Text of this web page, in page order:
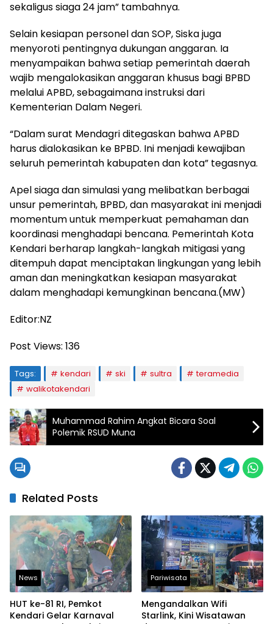
sekaligus siaga 24 jam” tambahnya.
Selain kesiapan personel dan SOP, Siska juga
menyoroti pentingnya dukungan anggaran. Ia
menyampaikan bahwa setiap pemerintah daerah
wajib mengalokasikan anggaran khusus bagi BPBD
melalui APBD, sebagaimana instruksi dari
Kementerian Dalam Negeri.
“Dalam surat Mendagri ditegaskan bahwa APBD
harus dialokasikan ke BPBD. Ini menjadi kewajiban
seluruh pemerintah kabupaten dan kota” tegasnya.
Apel siaga dan simulasi yang melibatkan berbagai
unsur pemerintah, BPBD, dan masyarakat ini menjadi
momentum untuk memperkuat pemahaman dan
koordinasi menghadapi bencana. Pemerintah Kota
Kendari berharap langkah-langkah mitigasi yang
ditempuh dapat menciptakan lingkungan yang lebih
aman dan meningkatkan kesiapan masyarakat
dalam menghadapi kemungkinan bencana.(MW)
Editor:NZ
Post Views: 136
Tags: kendari ski sultra
teramedia
walikotakendari
Muhammad Rahim Angkat Bicara Soal
Polemik RSUD Muna
Related Posts
News
HUT ke-81 RI, Pemkot
Kendari Gelar Karnaval
Pariwisata
Mengandalkan Wifi
Starlink, Kini Wisatawan